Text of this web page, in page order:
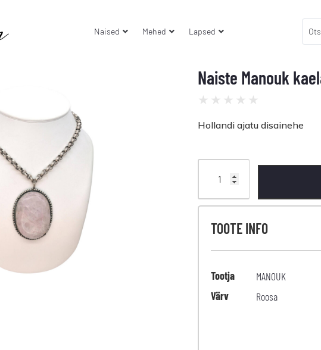
Naised Mehed Lapsed
Naiste Manouk
★ ★ ★ ★ ★
Hollandi ajatu disainehe
TOOTE INFO
Tootja
MANOUK
Värv
Roosa